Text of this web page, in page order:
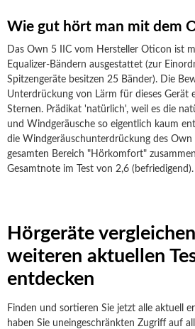
Wie gut hört man mit dem
Das Own 5 IIC vom Hersteller Oticon ist
Equalizer-Bändern ausgestattet (zur
Spitzengeräte besitzen 25 Bänder). Die
Unterdrückung von Lärm für dieses Gerät
Sternen. Prädikat 'natürlich', weil es die
und Windgeräusche so eigentlich kaum
die Windgeräuschunterdrückung des Own
gesamten Bereich "Hörkomfort"
Gesamtnote im Test von 2,6 (befriedigend).
Hörgeräte
weiteren aktuellen
entdecken
Finden und sortieren Sie jetzt alle aktuell
haben Sie uneingeschränkten Zugriff auf